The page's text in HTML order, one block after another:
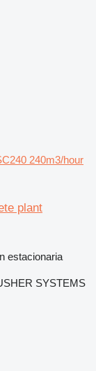
240m3/hour
plant
estacionaria
SYSTEMS